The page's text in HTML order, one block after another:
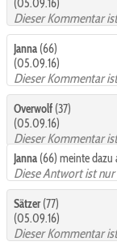
(05.09.16)
Dieser Kommentar
Janna (66)
(05.09.16)
Dieser Kommentar
Overwolf (37)
(05.09.16)
Dieser Kommentar
Janna (66) meinte dazu
Diese Antwort ist
Sätzer(77)
(05.09.16)
Dieser Kommentar